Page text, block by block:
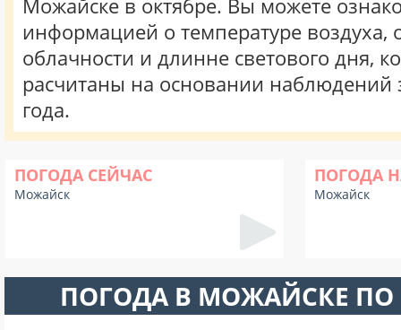
Можайске в октябре. Вы можете
информацией о температуре воздуха,
облачности и длинне светового дня,
расчитаны на основании наблюдений
года.
ПОГОДА СЕЙЧАС
Можайск
ПОГОДА
Можайск
ПОГОДА В МОЖАЙСКЕ